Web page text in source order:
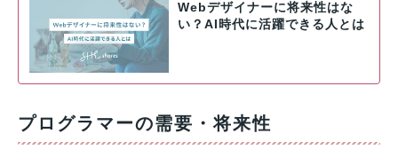
Webデザイナーに将来性はな
い？AI時代に活躍できる人とは
プログラマーの需要・将来性